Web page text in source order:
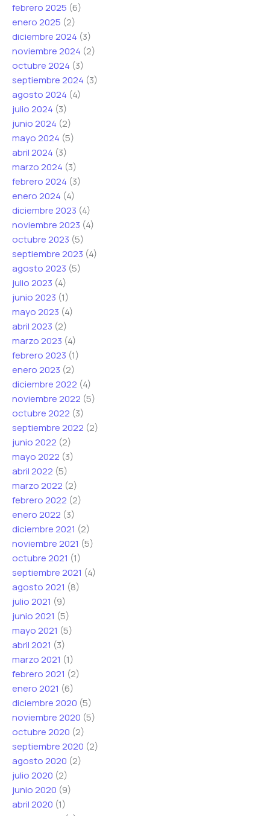
febrero 2025 (6)
enero 2025 (2)
diciembre 2024 (3)
noviembre 2024 (2)
octubre 2024 (3)
septiembre 2024 (3)
agosto 2024 (4)
julio 2024 (3)
junio 2024 (2)
mayo 2024 (5)
abril 2024 (3)
marzo 2024 (3)
febrero 2024 (3)
enero 2024 (4)
diciembre 2023 (4)
noviembre 2023 (4)
octubre 2023 (5)
septiembre 2023 (4)
agosto 2023 (5)
julio 2023 (4)
junio 2023 (1)
mayo 2023 (4)
abril 2023 (2)
marzo 2023 (4)
febrero 2023 (1)
enero 2023 (2)
diciembre 2022 (4)
noviembre 2022 (5)
octubre 2022 (3)
septiembre 2022 (2)
junio 2022 (2)
mayo 2022 (3)
abril 2022 (5)
marzo 2022 (2)
febrero 2022 (2)
enero 2022 (3)
diciembre 2021 (2)
noviembre 2021 (5)
octubre 2021 (1)
septiembre 2021 (4)
agosto 2021 (8)
julio 2021 (9)
junio 2021 (5)
mayo 2021 (5)
abril 2021 (3)
marzo 2021 (1)
febrero 2021 (2)
enero 2021 (6)
diciembre 2020 (5)
noviembre 2020 (5)
octubre 2020 (2)
septiembre 2020 (2)
agosto 2020 (2)
julio 2020 (2)
junio 2020 (9)
abril 2020 (1)